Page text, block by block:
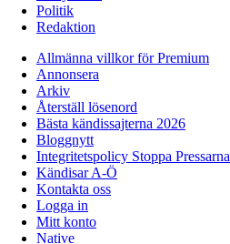
Politik
Redaktion
Allmänna villkor för Premium
Annonsera
Arkiv
Återställ lösenord
Bästa kändissajterna 2026
Bloggnytt
Integritetspolicy Stoppa Pressarna
Kändisar A-Ö
Kontakta oss
Logga in
Mitt konto
Native